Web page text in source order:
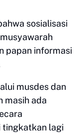
sosialisasi
papan informasi
musdes dan
masih ada
tingkatkan lagi